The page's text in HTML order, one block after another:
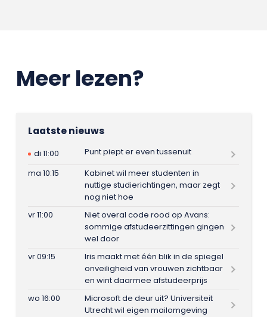
Meer lezen?
Laatste nieuws
di 11:00
Punt piept er even tussenuit
ma 10:15
Kabinet wil meer studenten in
nuttige studierichtingen, maar zegt
nog niet hoe
vr 11:00
Niet overal code rood op Avans:
sommige afstudeerzittingen gingen
wel door
vr 09:15
Iris maakt met één blik in de spiegel
onveiligheid van vrouwen zichtbaar
en wint daarmee afstudeerprijs
wo 16:00
Microsoft de deur uit? Universiteit
Utrecht wil eigen mailomgeving